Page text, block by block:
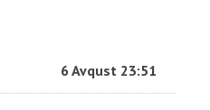
6 Avqust 23:51